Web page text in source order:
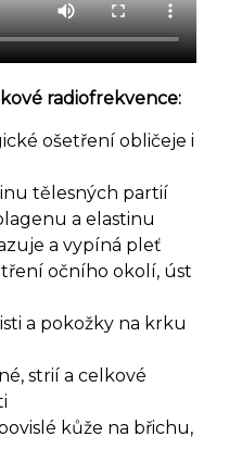
radiofrekvence:
ošetření obličeje i
tělesných partií
a elastinu
a vypíná pleť
očního okolí, úst
a pokožky na krku
strií a celkové
kůže na břichu,